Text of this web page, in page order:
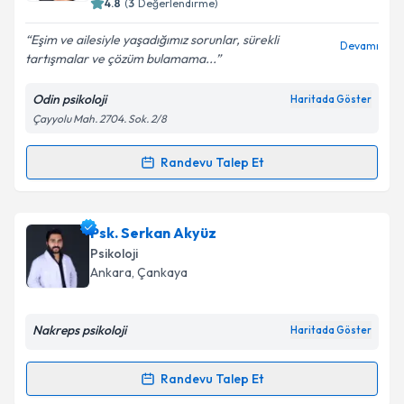
Kişisel verilerimin işlenmesine ilişkin
Aydınlatma
Metni'ni okudum ve kişisel verilerimin belirtilen
kapsamda işlenmesini kabul ediyorum.
4.8 (3 Değerlendirme)
Eşim ve ailesiyle yaşadığımız sorunlar, sürekli
tartışmalar ve çözüm bulamama...
Devamı
Odin psikoloji Haritada Göster
Çayyolu Mah. 2704. Sok. 2/8
Randevu Talep Et
Randevu Takvimi Talebi
Klinik Psikolog Aslı Akdoğan Alkılıç
takvimi talebi oluşturun. Size bu uzmandan randevu
almanız için bir takvim hazırlandığında e-posta ile
bilgilendireceğiz.
Psk. Serkan Akyüz
Psikoloji
Ankara, Çankaya
Nakreps psikoloji Haritada Göster
Randevu Talep Et
Randevu Takvimi Talebi